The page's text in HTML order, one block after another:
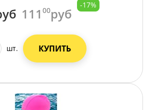
111 00руб
-17%
шт. КУПИТЬ